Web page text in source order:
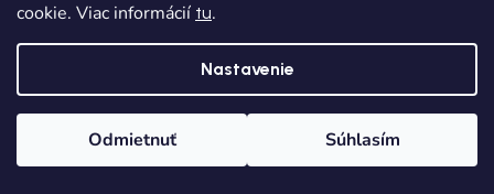
cookie. Viac informácií tu.
Nastavenie
Odmietnuť Súhlasím
Exkluzívny 2 dielny dievčenský set MAYORAL
7860-038
Skladom Dodanie od 1,90€
€50,50